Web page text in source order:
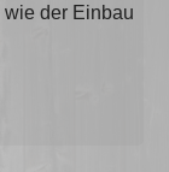
der Einbau